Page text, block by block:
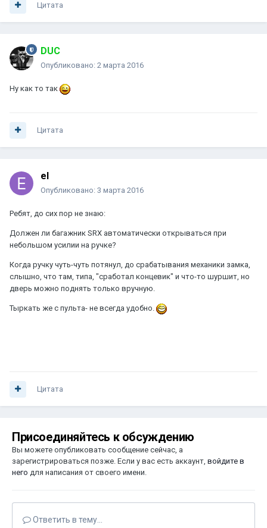
Цитата
DUC
Опубликовано: 2 марта 2016
Ну как то так
Цитата
el
Опубликовано: 3 марта 2016
Ребят, до сих пор не знаю:
Должен ли багажник SRX автоматически открываться при
небольшом усилии на ручке?
Когда ручку чуть-чуть потянул, до срабатывания механики замка,
слышно, что там, типа, "сработал концевик" и что-то шуршит, но
дверь можно поднять только вручную.
Тыркать же с пульта- не всегда удобно.
Цитата
Присоединяйтесь к обсуждению
Вы можете опубликовать сообщение сейчас, а
зарегистрироваться позже. Если у вас есть аккаунт, войдите в
него для написания от своего имени.
Ответить в тему...